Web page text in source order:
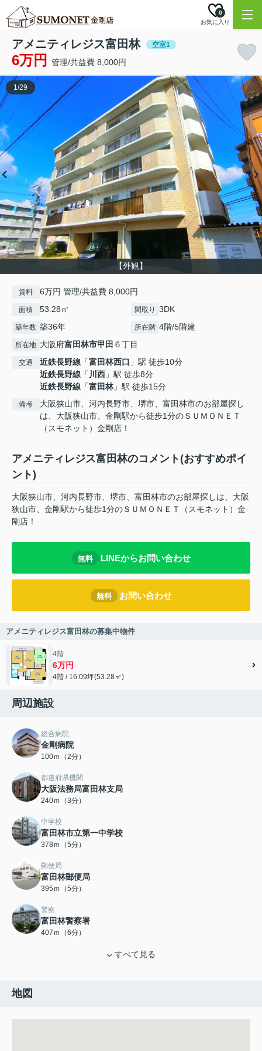
お気に入り
0
アメニティレジス富田林 空室1
6万円 管理/共益費 8,000円
【外観】
1/29
賃料 6万円 管理/共益費 8,000円
面積 53.28㎡ 間取り 3DK
築年数 築36年 所在階 4階/5階建
所在地 大阪府富田林市甲田 ６丁目
交通 近鉄長野線 「富田林西口 」駅 徒歩10分
近鉄長野線 「 川西 」駅 徒歩8分
近鉄長野線 「富田林」駅 徒歩15分
備考
大阪狭山市、河内長野市、堺市、富田林市のお部屋探し
は、大阪狭山市、金剛駅から徒歩1分のＳＵＭＯＮＥＴ
（スモネット）金剛店！
アメニティレジス富田林のコメント(おすすめポイ
ント)
大阪狭山市、河内長野市、堺市、富田林市のお部屋探しは、大阪
狭山市、金剛駅から徒歩1分のＳＵＭＯＮＥＴ（スモネット）金
剛店！
無料 LINEからお問い合わせ
無料 お問い合わせ
アメニティレジス富田林の募集中物件
4階
6万円
4階 / 16.09坪(53.28㎡)
周辺施設
総合病院
金剛病院
100ｍ（2分）
都道府県機関
大阪法務局富田林支局
240ｍ（3分）
中学校
富田林市立第一中学校
378ｍ（5分）
郵便局
富田林郵便局
395ｍ（5分）
警察
富田林警察署
407ｍ（6分）
すべて見る
地図